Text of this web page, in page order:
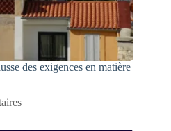
des exigences en matière